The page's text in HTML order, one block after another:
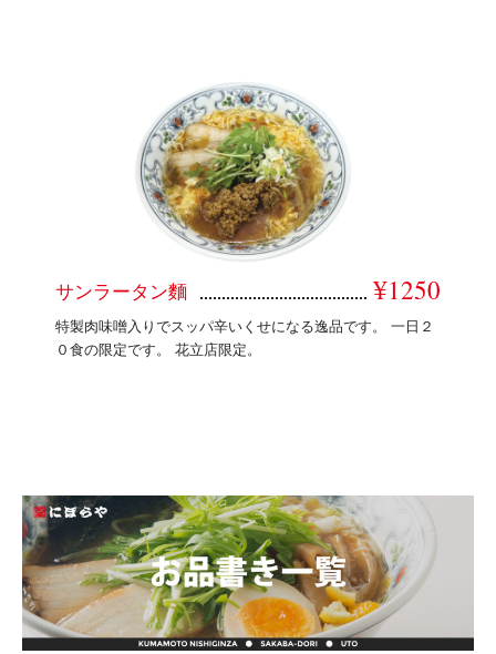
サンラータン麵 ¥1250
特製肉味噌入りでスッパ辛いくせになる逸品です。 一日２
０食の限定です。 花立店限定。